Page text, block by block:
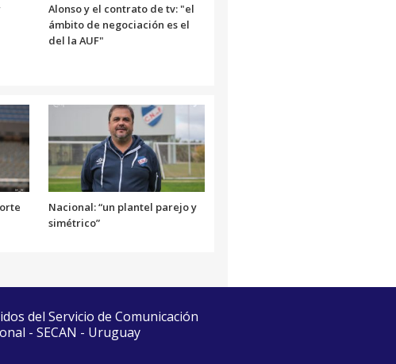
Alonso y el contrato de tv: "el
ámbito de negociación es el
del la AUF"
Nacional: “un plantel parejo y
simétrico”
del Servicio de Comunicación
- SECAN - Uruguay